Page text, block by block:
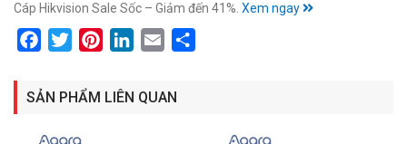
Cáp Hikvision Sale Sốc – Giảm đến 41%. Xem ngay
FacebookTwitterPinterestLinkedIn
Email
SẢN PHẨM LIÊN QUAN